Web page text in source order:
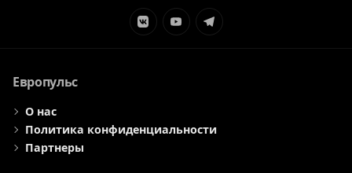
ЭлементЭлементЭлемент
Европульс
О нас
Политика конфиденциальности
Партнеры